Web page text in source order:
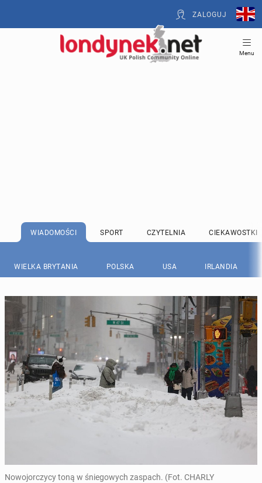
ZALOGUJ
Menu
WIADOMOŚCI SPORT CZYTELNIA CIEKAWOSTKI
WIELKA BRYTANIA POLSKA USA IRLANDIA
Nowojorczycy toną w śniegowych zaspach. (Fot. CHARLY